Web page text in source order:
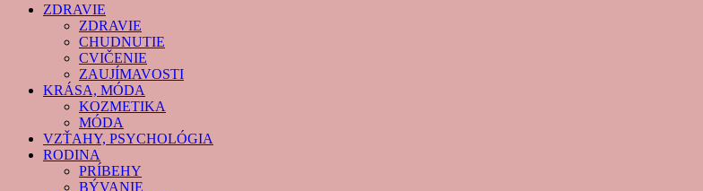
ZDRAVIE
ZDRAVIE
CHUDNUTIE
CVIČENIE
ZAUJÍMAVOSTI
KRÁSA, MÓDA
KOZMETIKA
MÓDA
VZŤAHY, PSYCHOLÓGIA
RODINA
PRÍBEHY
BÝVANIE